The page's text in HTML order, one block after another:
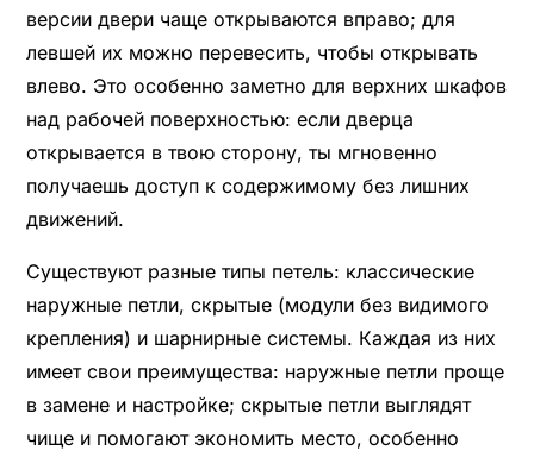
версии двери чаще открываются вправо; для
левшей их можно перевесить, чтобы открывать
влево. Это особенно заметно для верхних шкафов
над рабочей поверхностью: если дверца
открывается в твою сторону, ты мгновенно
получаешь доступ к содержимому без лишних
движений.
Существуют разные типы петель: классические
наружные петли, скрытые (модули без видимого
крепления) и шарнирные системы. Каждая из них
имеет свои преимущества: наружные петли проще
в замене и настройке; скрытые петли выглядят
чище и помогают экономить место, особенно